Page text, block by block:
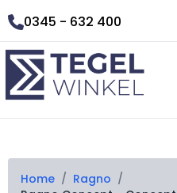
0345 - 632 400
Home / Ragno /